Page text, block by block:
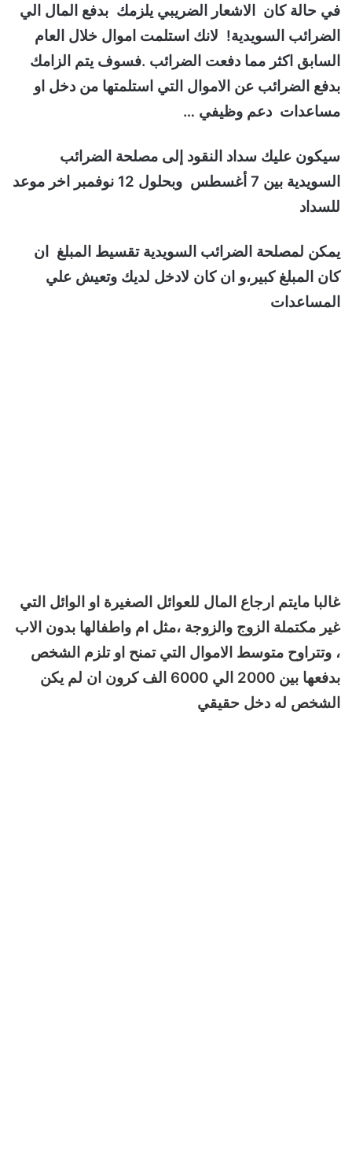
في حالة كان الاشعار الضريبي يلزمك بدفع المال الي
الضرائب السويدية! لانك استلمت اموال خلال العام
السابق اكثر مما دفعت الضرائب .فسوف يتم الزامك
بدفع الضرائب عن الاموال التي استلمتها من دخل او
مساعدات دعم وظيفي …
سيكون عليك سداد النقود إلى مصلحة الضرائب
السويدية بين 7 أغسطس وبحلول 12 نوفمبر اخر موعد
للسداد
يمكن لمصلحة الضرائب السويدية تقسيط المبلغ ان
كان المبلغ كبير،و ان كان لادخل لديك وتعيش علي
المساعدات
غالبا مايتم ارجاع المال للعوائل الصغيرة او الوائل التي
غير مكتملة الزوج والزوجة ،مثل ام واطفالها بدون الاب
، وتتراوح متوسط الاموال التي تمنح او تلزم الشخص
بدفعها بين 2000 الي 6000 الف كرون ان لم يكن
الشخص له دخل حقيقي